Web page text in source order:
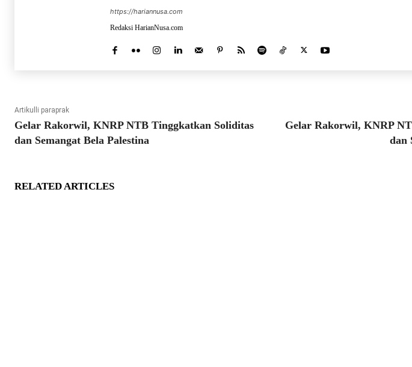
https://hariannusa.com
Redaksi HarianNusa.com
Artikulli paraprak
Gelar Rakorwil, KNRP NTB Tinggkatkan Soliditas
dan Semangat Bela Palestina
Gelar Rakorwil, KNRP
dan
RELATED ARTICLES